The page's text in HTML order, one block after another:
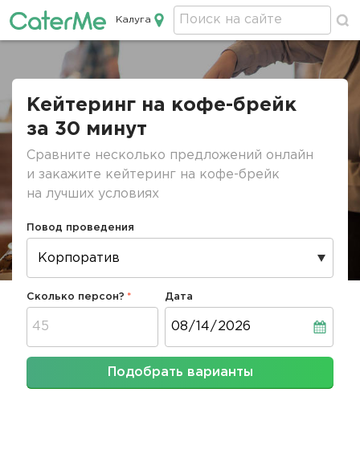
Кейтеринг в Калуге
Калуга
Кейтеринг на кофе-брейк
за 30 минут
Сравните несколько предложений онлайн
и закажите кейтеринг на кофе-брейк
на лучших условиях
Повод проведения
Сколько персон? Дата
Подобрать варианты